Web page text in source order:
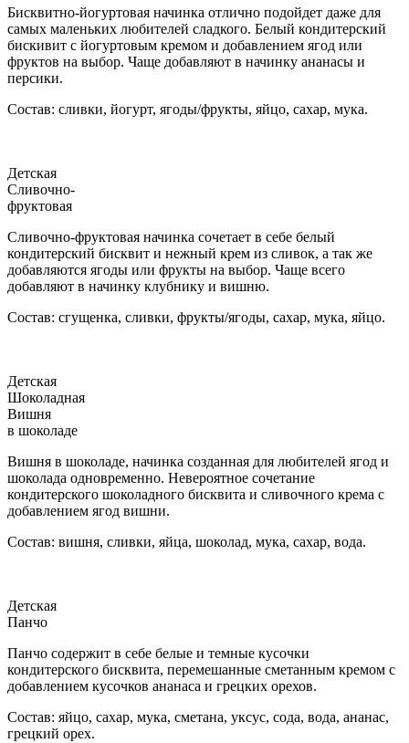
Бисквитно-йогуртовая начинка отлично подойдет даже для
самых маленьких любителей сладкого. Белый кондитерский
бискивит с йогуртовым кремом и добавлением ягод или
фруктов на выбор. Чаще добавляют в начинку ананасы и
персики.
Состав: сливки, йогурт, ягоды/фрукты, яйцо, сахар, мука.
Детская
Сливочно-
фруктовая
Сливочно-фруктовая начинка сочетает в себе белый
кондитерский бисквит и нежный крем из сливок, а так же
добавляются ягоды или фрукты на выбор. Чаще всего
добавляют в начинку клубнику и вишню.
Состав: сгущенка, сливки, фрукты/ягоды, сахар, мука, яйцо.
Детская
Шоколадная
Вишня
в шоколаде
Вишня в шоколаде, начинка созданная для любителей ягод и
шоколада одновременно. Невероятное сочетание
кондитерского шоколадного бисквита и сливочного крема с
добавлением ягод вишни.
Состав: вишня, сливки, яйца, шоколад, мука, сахар, вода.
Детская
Панчо
Панчо содержит в себе белые и темные кусочки
кондитерского бисквита, перемешанные сметанным кремом с
добавлением кусочков ананаса и грецких орехов.
Состав: яйцо, сахар, мука, сметана, уксус, сода, вода, ананас,
грецкий орех.